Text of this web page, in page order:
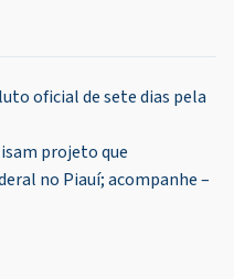
oficial de sete dias pela
projeto que
no Piauí; acompanhe –